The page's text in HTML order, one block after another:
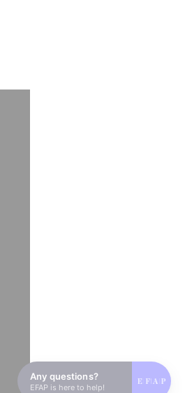
Any questions?
EFAP is here to help!